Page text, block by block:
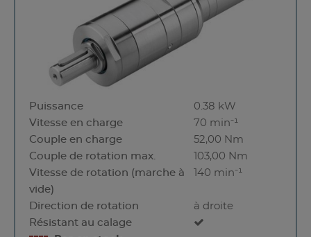
Puissance
0.38 kW
Vitesse en charge
70 min⁻¹
Couple en charge
52,00 Nm
Couple de rotation max.
103,00 Nm
Vitesse de rotation (marche à
vide)
140 min⁻¹
Direction de rotation
à droite
Résistant au calage